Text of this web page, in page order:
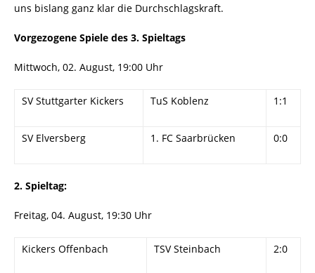
uns bislang ganz klar die Durchschlagskraft.
Vorgezogene Spiele des 3. Spieltags
Mittwoch, 02. August, 19:00 Uhr
SV Stuttgarter Kickers TuS Koblenz 1:1
SV Elversberg 1. FC Saarbrücken 0:0
2. Spieltag:
Freitag, 04. August, 19:30 Uhr
Kickers Offenbach TSV Steinbach 2:0